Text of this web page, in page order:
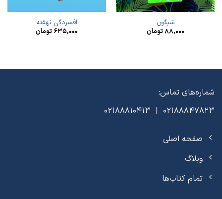
شبگون
۸۸,۰۰۰تومان
افسردگی نهفته
۶۳۵,۰۰۰تومان
شماره‌های تماس:
02188847823 | 02188810413
صفحه اصلی
وبلاگ
تمام کتاب‌ها